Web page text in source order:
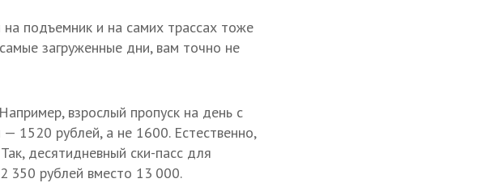
подъемник и на самих трассах тоже
загруженные дни, вам точно не
взрослый пропуск на день с
1520 рублей, а не 1600. Естественно,
десятидневный ски-пасс для
350 рублей вместо 13 000.